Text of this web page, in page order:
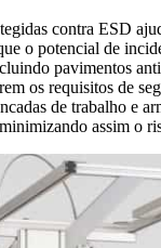
contra ESD
o potencial de
pavimentos
os requisitos de
de trabalho e
minimizando assim o